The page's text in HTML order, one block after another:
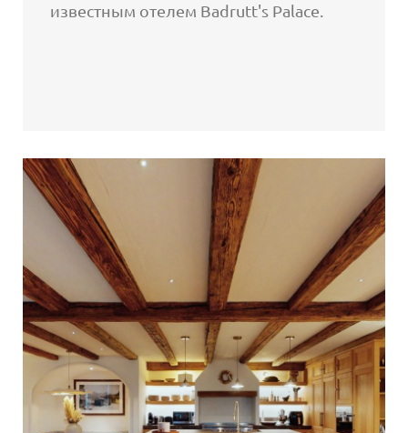
известным отелем Badrutt's Palace.